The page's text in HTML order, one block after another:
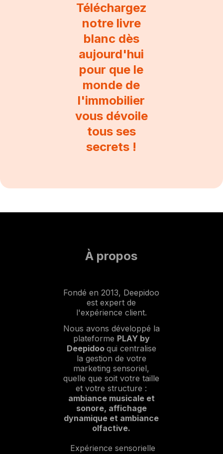
Téléchargez
notre livre
blanc dès
aujourd'hui
pour que le
monde de
l'immobilier
vous dévoile
tous ses
secrets !
À propos
Fondé en 2013, Deepidoo
est expert de
l'expérience client.
Nous avons développé la
plateforme PLAY by
Deepidoo qui centralise
la gestion de votre
marketing sensoriel,
quelle que soit votre taille
et votre structure :
ambiance musicale et
sonore, affichage
dynamique et ambiance
olfactive.
Expérience sensorielle